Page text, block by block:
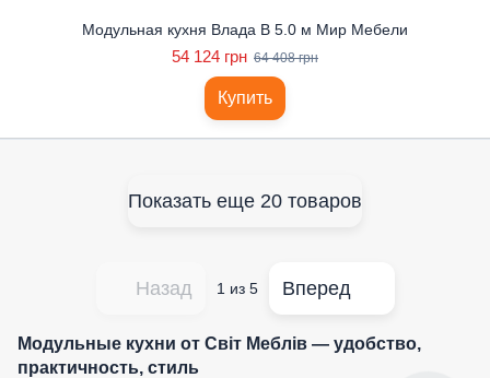
Модульная кухня Влада В 5.0 м Мир Мебели
54 124 грн 64 408 грн
Купить
Показать еще 20 товаров
Назад 1 из 5 Вперед
Модульные кухни от Світ Меблів — удобство,
практичность, стиль